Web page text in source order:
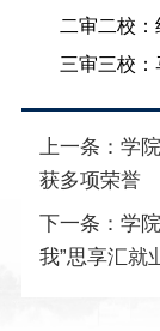
二审二校：
三审三校：
上一条： 学
获多项荣誉
下一条： 学
我”思享汇就